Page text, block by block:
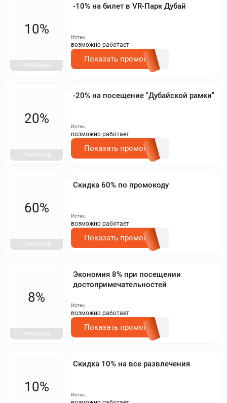
-10% на билет в VR-Парк Дубай
10%
ПРОМОКОД
Истек,
возможно работает
Показать промокод
-20% на посещение "Дубайской рамки"
20%
ПРОМОКОД
Истек,
возможно работает
Показать промокод
Скидка 60% по промокоду
60%
ПРОМОКОД
Истек,
возможно работает
Показать промокод
Экономия 8% при посещении
достопримечательностей
8%
ПРОМОКОД
Истек,
возможно работает
Показать промокод
Скидка 10% на все развлечения
10%
Истек,